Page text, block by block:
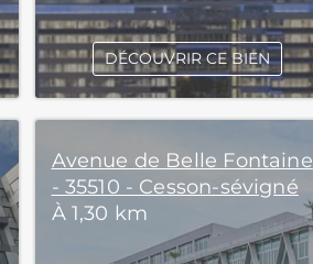
DÉCOUVRIR CE BIEN
Avenue de Belle Fontaine
- 35510 - Cesson-sévigné
À 1,30 km